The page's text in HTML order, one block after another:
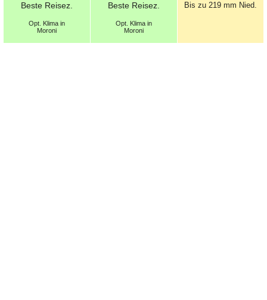
Beste Reisez.
Opt.
Klima in
Moroni
Beste Reisez.
Opt.
Klima in
Moroni
Bis zu 219 mm Nied.